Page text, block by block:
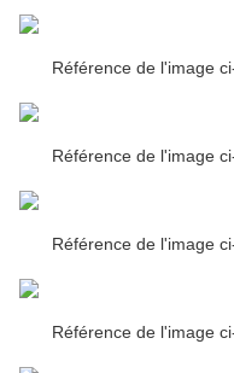
Référence de l'image
Référence de l'image
Référence de l'image
Référence de l'image